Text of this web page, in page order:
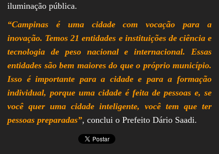
iluminação pública.
“Campinas é uma cidade com vocação para a
inovação. Temos 21 entidades e instituições de ciência e
tecnologia de peso nacional e internacional. Essas
entidades são bem maiores do que o próprio município.
Isso é importante para a cidade e para a formação
individual, porque uma cidade é feita de pessoas e, se
você quer uma cidade inteligente, você tem que ter
pessoas preparadas”, conclui o Prefeito Dário Saadi.